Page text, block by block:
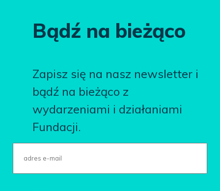
Bądź na bieżąco
Zapisz się na nasz newsletter i
bądź na bieżąco z
wydarzeniami i działaniami
Fundacji.